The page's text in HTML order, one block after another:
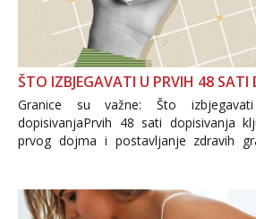
ŠTO IZBJEGAVATI U PRVIH 48 SATI
Granice su važne: Što
dopisivanjaPrvih 48 sati dopisivanja
prvog dojma i postavljanje zdravih
Važno je izbjeći prebrzo
informacija, jer nepoznata osoba
povjerenje. Takođe...